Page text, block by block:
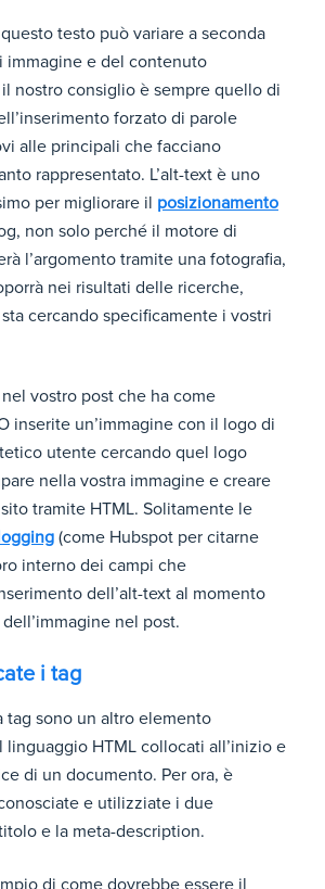
testo può variare a seconda
immagine e del contenuto
nostro consiglio è sempre quello di
forzato di parole
alle principali che facciano
rappresentato. L’alt-text è uno
per migliorare il posizionamento
non solo perché il motore di
l’argomento tramite una fotografia,
nei risultati delle ricerche,
cercando specificamente i vostri
vostro post che ha come
inserite un’immagine con il logo di
utente cercando quel logo
nella vostra immagine e creare
tramite HTML. Solitamente le
(come Hubspot per citarne
interno dei campi che
dell’alt-text al momento
nel post.
i tag
tag sono un altro elemento
HTML collocati all’inizio e
di un documento. Per ora, è
e utilizziate i due
e la meta-description.
di come dovrebbe essere il